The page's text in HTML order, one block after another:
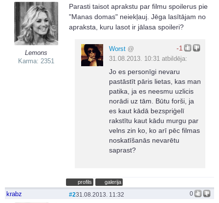
Lemons
Karma: 2351
Parasti taisot aprakstu par filmu spoilerus pie
"Manas domas" neiekļauj. Jēga lasītājam no
apraksta, kuru lasot ir jālasa spoileri?
-1
Worst @
31.08.2013. 10:31 atbildēja:
Jo es personīgi nevaru
pastāstīt pāris lietas, kas man
patika, ja es neesmu uzlicis
norādi uz tām. Būtu forši, ja
es kaut kādā bezspriģelī
rakstītu kaut kādu murgu par
velns zin ko, ko arī pēc filmas
noskatīšanās nevarētu
saprast?
profils galerija
krabz 0
#231.08.2013. 11:32